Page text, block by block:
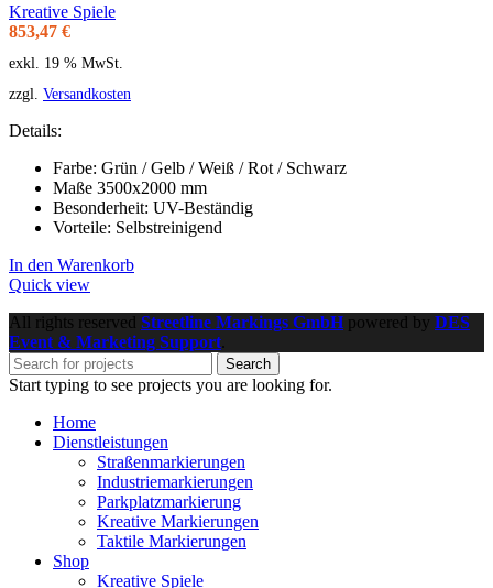
Kreative Spiele
853,47 €
exkl. 19 % MwSt.
zzgl. Versandkosten
Details:
Farbe: Grün / Gelb / Weiß / Rot / Schwarz
Maße 3500x2000 mm
Besonderheit: UV-Beständig
Vorteile: Selbstreinigend
In den Warenkorb
Quick view
All rights reserved Streetline Markings GmbH powered by DES
Event & Marketing Support
Search
Start typing to see projects you are looking for.
Home
Dienstleistungen
Straßenmarkierungen
Industriemarkierungen
Parkplatzmarkierung
Kreative Markierungen
Taktile Markierungen
Shop
Kreative Spiele